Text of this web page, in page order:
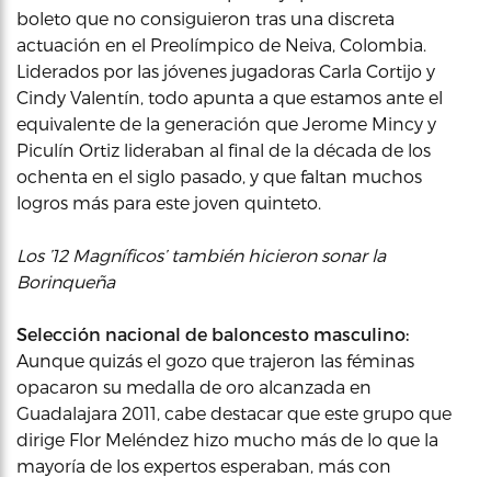
boleto que no consiguieron tras una discreta
actuación en el Preolímpico de Neiva, Colombia.
Liderados por las jóvenes jugadoras Carla Cortijo y
Cindy Valentín, todo apunta a que estamos ante el
equivalente de la generación que Jerome Mincy y
Piculín Ortiz lideraban al final de la década de los
ochenta en el siglo pasado, y que faltan muchos
logros más para este joven quinteto.
Los ’12 Magníficos’ también hicieron sonar la
Borinqueña
Selección nacional de baloncesto masculino:
Aunque quizás el gozo que trajeron las féminas
opacaron su medalla de oro alcanzada en
Guadalajara 2011, cabe destacar que este grupo que
dirige Flor Meléndez hizo mucho más de lo que la
mayoría de los expertos esperaban, más con